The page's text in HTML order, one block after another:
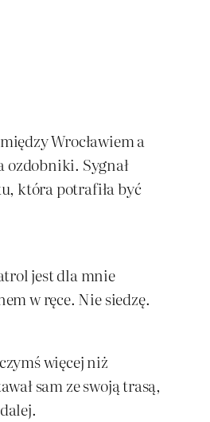
Wrocławiem a
ozdobniki. Sygnał
która potrafiła być
jest dla mnie
w ręce. Nie siedzę.
więcej niż
sam ze swoją trasą,